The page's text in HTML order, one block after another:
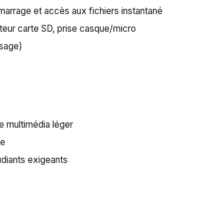
et accès aux fichiers instantané
carte SD, prise casque/micro
multimédia léger
exigeants